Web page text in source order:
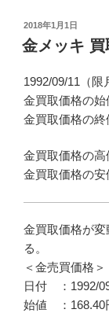
投
稿
日:
2018年1月1日
金メッキ
1992/09/11（限
金買取価格の始
金買取価格の終
金買取価格の高
金買取価格の安
金買取価格が
る。
＜金売買価格＞
日付 ：1992/
始値 ：168.40